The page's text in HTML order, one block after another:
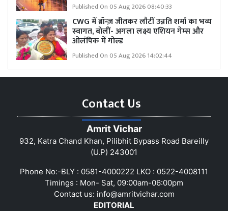
Published On 05 Aug 2026 08:40:33
CWG में ब्रॉन्ज़ जीतकर लौटीं उन्नति शर्मा का भव्य
स्वागत, बोलीं- अगला लक्ष्य एशियन गेम्स और
ओलंपिक में गोल्ड
Published On 05 Aug 2026 14:02:44
Contact Us
Amrit Vichar
932, Katra Chand Khan, Pilibhit Bypass Road Bareilly
(U.P) 243001
Phone No:-BLY : 0581-4000222 LKO : 0522-4008111
Timings : Mon- Sat, 09:00am-06:00pm
Contact us: info@amritvichar.com
EDITORIAL